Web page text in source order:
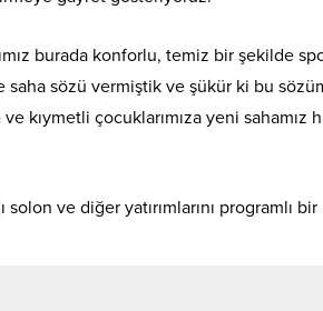
burada konforlu, temiz bir şekilde
saha sözü vermiştik ve şükür ki bu
kıymetli çocuklarımıza yeni sahamız
ve diğer yatırımlarını programlı bir